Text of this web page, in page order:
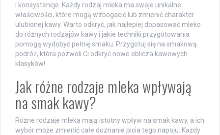
i konsystencje. Każdy rodzaj mleka ma swoje unikalne
właściwości, które mogą wzbogacić lub zmienić charakter
ulubionej kawy. Warto odkryć, jak najlepiej dopasować mleko
do różnych rodzajów kawy i jakie techniki przygotowania
pomogą wydobyć pełnię smaku. Przygotuj się na smakową
podróż, która pozwoli Ci odkryć nowe oblicza kawowych
klasyków!
Jak różne rodzaje mleka wpływają
na smak kawy?
Różne rodzaje mleka mają istotny wpływ na smak kawy, a ich
wybór może zmienić całe doznanie picia tego napoju. Każdy